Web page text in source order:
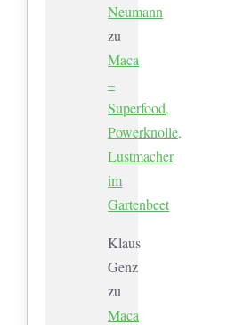
Neumann
zu
Maca
–
Superfood,
Powerknolle,
Lustmacher
im
Gartenbeet
Klaus
Genz
zu
Maca